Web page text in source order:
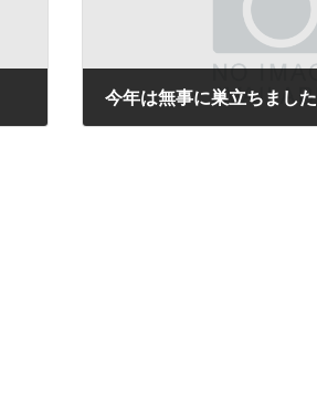
今年は無事に巣立ちました